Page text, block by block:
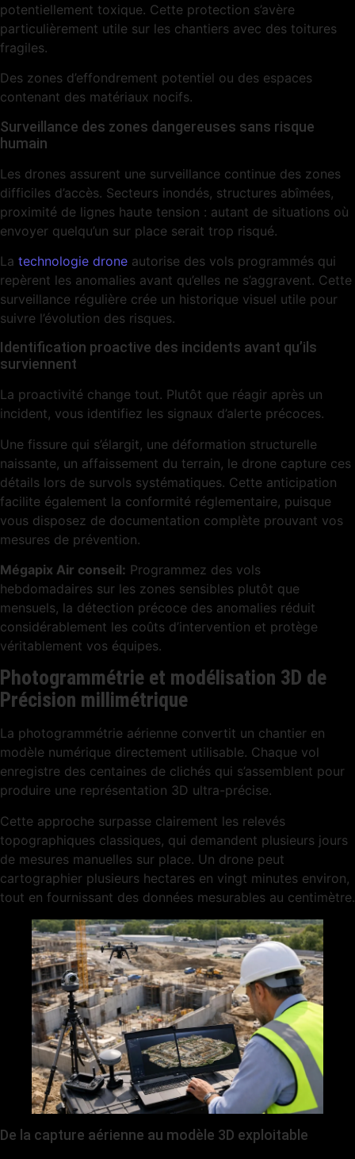
potentiellement toxique. Cette protection s’avère
particulièrement utile sur les chantiers avec des toitures
fragiles.
Des zones d’effondrement potentiel ou des espaces
contenant des matériaux nocifs.
Surveillance des zones dangereuses sans risque
humain
Les drones assurent une surveillance continue des zones
difficiles d’accès. Secteurs inondés, structures abîmées,
proximité de lignes haute tension : autant de situations où
envoyer quelqu’un sur place serait trop risqué.
La technologie drone autorise des vols programmés qui
repèrent les anomalies avant qu’elles ne s’aggravent. Cette
surveillance régulière crée un historique visuel utile pour
suivre l’évolution des risques.
Identification proactive des incidents avant qu’ils
surviennent
La proactivité change tout. Plutôt que réagir après un
incident, vous identifiez les signaux d’alerte précoces.
Une fissure qui s’élargit, une déformation structurelle
naissante, un affaissement du terrain, le drone capture ces
détails lors de survols systématiques. Cette anticipation
facilite également la conformité réglementaire, puisque
vous disposez de documentation complète prouvant vos
mesures de prévention.
Mégapix Air conseil: Programmez des vols
hebdomadaires sur les zones sensibles plutôt que
mensuels, la détection précoce des anomalies réduit
considérablement les coûts d’intervention et protège
véritablement vos équipes.
Photogrammétrie et modélisation 3D de
Précision millimétrique
La photogrammétrie aérienne convertit un chantier en
modèle numérique directement utilisable. Chaque vol
enregistre des centaines de clichés qui s’assemblent pour
produire une représentation 3D ultra-précise.
Cette approche surpasse clairement les relevés
topographiques classiques, qui demandent plusieurs jours
de mesures manuelles sur place. Un drone peut
cartographier plusieurs hectares en vingt minutes environ,
tout en fournissant des données mesurables au centimètre.
De la capture aérienne au modèle 3D exploitable